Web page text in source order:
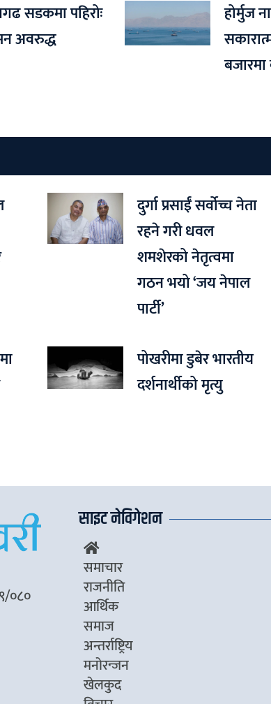
सडकमा पहिरोः
अवरुद्ध
होर्मुज
दुर्गा प्रसाईं सर्वोच्च नेता
रहने गरी धवल
शमशेरको नेतृत्वमा
गठन भयो ‘जय नेपाल
पार्टी’
पोखरीमा डुबेर भारतीय
दर्शनार्थीको मृत्यु
०८०
साइट नेविगेशन
समाचार
राजनीति
आर्थिक
समाज
अन्तर्राष्ट्रिय
मनोरन्जन
खेलकुद